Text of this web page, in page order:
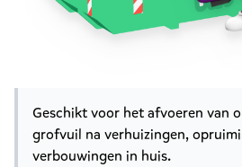
Korte omschrijving
Geschikt voor het afvoeren van
grofvuil na verhuizingen,
verbouwingen in huis.